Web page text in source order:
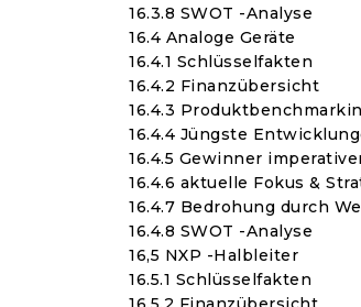
16.3.8 SWOT -Analyse
16.4 Analoge Geräte
16.4.1 Schlüsselfakten
16.4.2 Finanzübersicht
16.4.3
16.4.4 Jüngste
16.4.5 Gewinner
16.4.6 aktuelle Fokus &
16.4.7 Bedrohung durch
16.4.8 SWOT -Analyse
16,5 NXP -Halbleiter
16.5.1 Schlüsselfakten